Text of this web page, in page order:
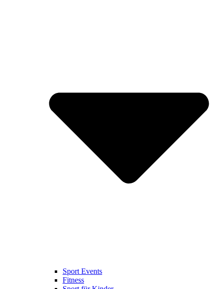
Sport Events
Fitness